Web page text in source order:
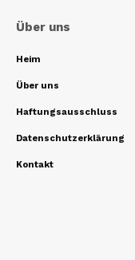
Über uns
Heim
Über uns
Haftungsausschluss
Datenschutzerklärung
Kontakt